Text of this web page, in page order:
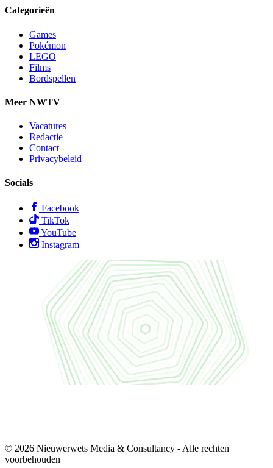
Categorieën
Games
Pokémon
LEGO
Films
Bordspellen
Meer NWTV
Vacatures
Redactie
Contact
Privacybeleid
Socials
Facebook
TikTok
YouTube
Instagram
© 2026 Nieuwerwets Media & Consultancy - Alle rechten
voorbehouden